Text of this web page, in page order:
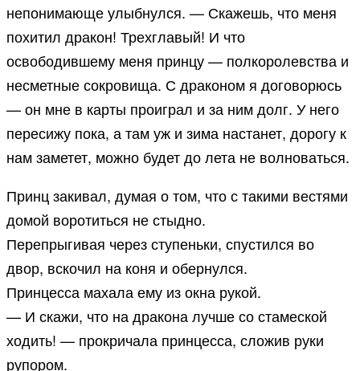
непонимающе улыбнулся. — Скажешь, что меня
похитил дракон! Трехглавый! И что
освободившему меня принцу — полкоролевства и
несметные сокровища. С драконом я договорюсь
— он мне в карты проиграл и за ним долг. У него
пересижу пока, а там уж и зима настанет, дорогу к
нам заметет, можно будет до лета не волноваться.
Принц закивал, думая о том, что с такими вестями
домой воротиться не стыдно.
Перепрыгивая через ступеньки, спустился во
двор, вскочил на коня и обернулся.
Принцесса махала ему из окна рукой.
— И скажи, что на дракона лучше со стамеской
ходить! — прокричала принцесса, сложив руки
рупором.